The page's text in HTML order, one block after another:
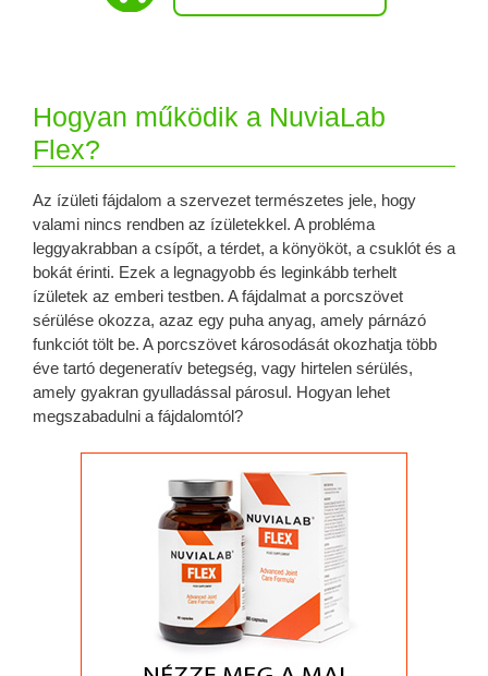
Hogyan működik a NuviaLab
Flex?
Az ízületi fájdalom a szervezet természetes jele, hogy
valami nincs rendben az ízületekkel. A probléma
leggyakrabban a csípőt, a térdet, a könyököt, a csuklót és a
bokát érinti. Ezek a legnagyobb és leginkább terhelt
ízületek az emberi testben. A fájdalmat a porcszövet
sérülése okozza, azaz egy puha anyag, amely párnázó
funkciót tölt be. A porcszövet károsodását okozhatja több
éve tartó degeneratív betegség, vagy hirtelen sérülés,
amely gyakran gyulladással párosul. Hogyan lehet
megszabadulni a fájdalomtól?